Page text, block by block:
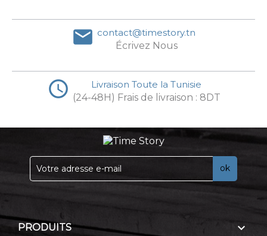
email contact@timestory.tn
Écrivez Nous
access_time
Livraison Toute la Tunisie
(24-48H) Frais de livraison : 8DT
PRODUITS 